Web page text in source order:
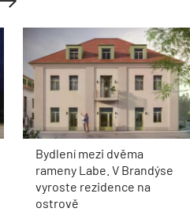
Bydlení mezi dvěma
rameny Labe. V Brandýse
vyroste rezidence na
ostrově